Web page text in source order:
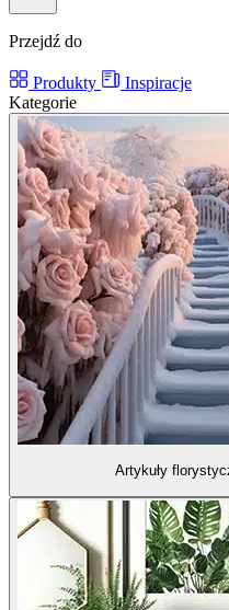
Przejdź do
Produkty
Inspiracje
Kategorie
Artykuły